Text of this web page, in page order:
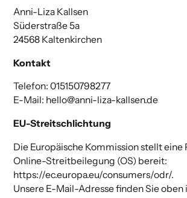
Anni-Liza Kallsen
Süderstraße 5a
24568 Kaltenkirchen
Kontakt
Telefon: 015150798277
E-Mail: hello@anni-liza-kallsen.de
EU-Streitschlichtung
Die Europäische Kommission stellt
Online-Streitbeilegung (OS) bereit:
https://ec.europa.eu/consumers/odr/.
Unsere E-Mail-Adresse finden Sie oben